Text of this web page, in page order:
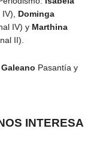
IV), Dominga
IV) y Marthina
II).
Pasantía y
INTERESA